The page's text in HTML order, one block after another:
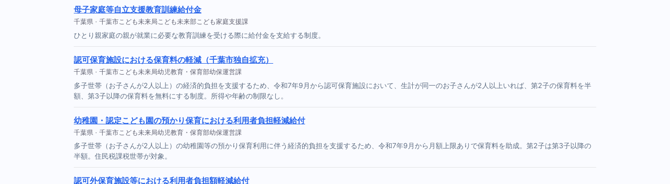
母子家庭等自立支援教育訓練給付金
千葉県 · 千葉市こども未来局こども未来部こども家庭支援課
ひとり親家庭の親が就業に必要な教育訓練を受ける際に給付金を支給する制度。
認可保育施設における保育料の軽減（千葉市独自拡充）
千葉県 · 千葉市こども未来局幼児教育・保育部幼保運営課
多子世帯（お子さんが2人以上）の経済的負担を支援するため、令和7年9月から認可保育施設において、生計が同一のお子さんが2人以上いれば、第2子の保育料を半
額、第3子以降の保育料を無料にする制度。所得や年齢の制限なし。
幼稚園・認定こども園の預かり保育における利用者負担軽減給付
千葉県 · 千葉市こども未来局幼児教育・保育部幼保運営課
多子世帯（お子さんが2人以上）の幼稚園等の預かり保育利用に伴う経済的負担を支援するため、令和7年9月から月額上限ありで保育料を助成。第2子は第3子以降の
半額。住民税課税世帯が対象。
認可外保育施設等における利用者負担額軽減給付